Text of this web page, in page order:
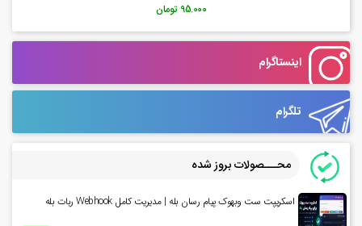
95.000 تومان
اینستاگرام
تلگرام
محـــصولات بروز شده
اسکریپت ست وبهوک پیام رسان بله | مدیریت کامل Webhook ربات بله